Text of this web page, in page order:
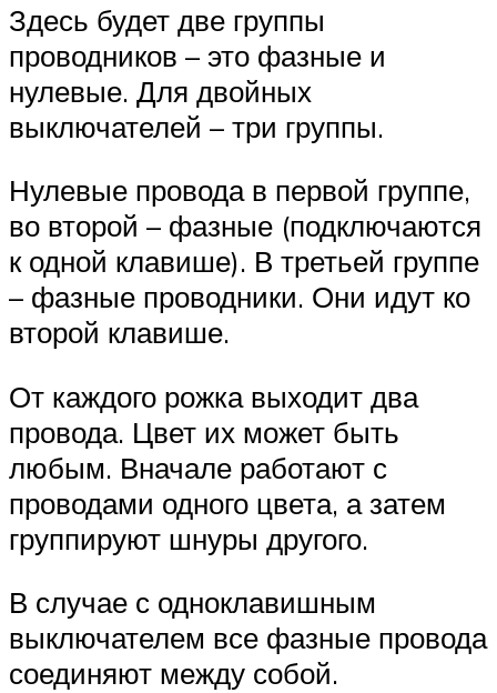
Здесь будет две группы
проводников – это фазные и
нулевые. Для двойных
выключателей – три группы.
Нулевые провода в первой группе,
во второй – фазные (подключаются
к одной клавише). В третьей группе
– фазные проводники. Они идут ко
второй клавише.
От каждого рожка выходит два
провода. Цвет их может быть
любым. Вначале работают с
проводами одного цвета, а затем
группируют шнуры другого.
В случае с одноклавишным
выключателем все фазные провода
соединяют между собой.